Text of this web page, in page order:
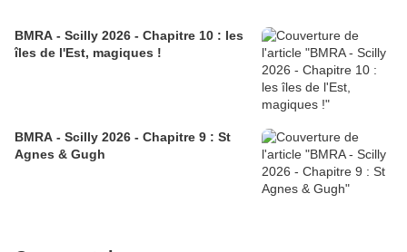
BMRA - Scilly 2026 - Chapitre 10 : les
îles de l'Est, magiques !
BMRA - Scilly 2026 - Chapitre 9 : St
Agnes & Gugh